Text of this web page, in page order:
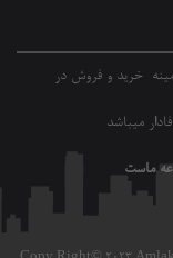
خرید و فروش در
میباشد
ماست